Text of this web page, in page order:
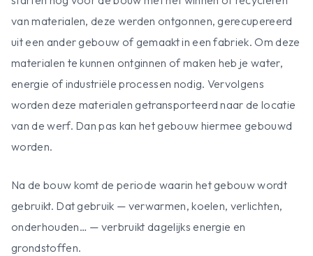
van materialen, deze werden ontgonnen, gerecupereerd
uit een ander gebouw of gemaakt in een fabriek. Om deze
materialen te kunnen ontginnen of maken heb je water,
energie of industriële processen nodig. Vervolgens
worden deze materialen getransporteerd naar de locatie
van de werf. Dan pas kan het gebouw hiermee gebouwd
worden.
Na de bouw komt de periode waarin het gebouw wordt
gebruikt. Dat gebruik — verwarmen, koelen, verlichten,
onderhouden… — verbruikt dagelijks energie en
grondstoffen.